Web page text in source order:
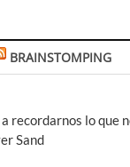
BRAINSTOMPING
recordarnos lo que
Sand